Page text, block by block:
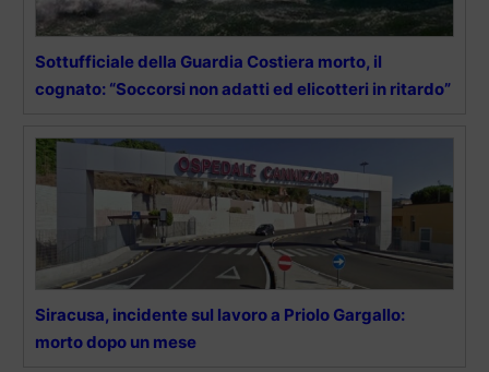
Sottufficiale della Guardia Costiera morto, il
cognato: “Soccorsi non adatti ed elicotteri in ritardo”
Siracusa, incidente sul lavoro a Priolo Gargallo:
morto dopo un mese